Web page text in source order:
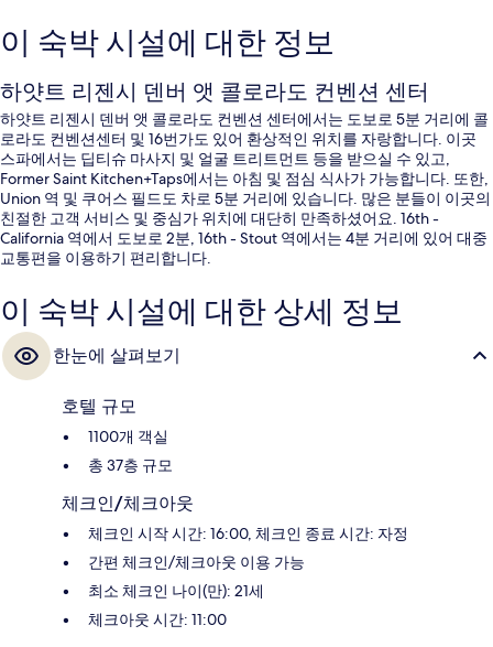
이 숙박 시설에 대한 정보
하얏트 리젠시 덴버 앳 콜로라도 컨벤션 센터
하얏트 리젠시 덴버 앳 콜로라도 컨벤션 센터에서는 도보로 5분 거리에 콜
로라도 컨벤션센터 및 16번가도 있어 환상적인 위치를 자랑합니다. 이곳
스파에서는 딥티슈 마사지 및 얼굴 트리트먼트 등을 받으실 수 있고,
Former Saint Kitchen+Taps에서는 아침 및 점심 식사가 가능합니다. 또한,
Union 역 및 쿠어스 필드도 차로 5분 거리에 있습니다. 많은 분들이 이곳의
친절한 고객 서비스 및 중심가 위치에 대단히 만족하셨어요. 16th -
California 역에서 도보로 2분, 16th - Stout 역에서는 4분 거리에 있어 대중
교통편을 이용하기 편리합니다.
이 숙박 시설에 대한 상세 정보
한눈에 살펴보기
호텔 규모
1100개 객실
총 37층 규모
체크인/체크아웃
체크인 시작 시간: 16:00, 체크인 종료 시간: 자정
간편 체크인/체크아웃 이용 가능
최소 체크인 나이(만): 21세
체크아웃 시간: 11:00